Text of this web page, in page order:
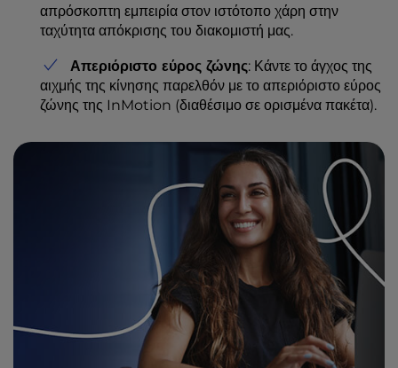
απρόσκοπτη εμπειρία στον ιστότοπο χάρη στην
ταχύτητα απόκρισης του διακομιστή μας.
Απεριόριστο εύρος ζώνης: Κάντε το άγχος της
αιχμής της κίνησης παρελθόν με το απεριόριστο εύρος
ζώνης της InMotion (διαθέσιμο σε ορισμένα πακέτα).